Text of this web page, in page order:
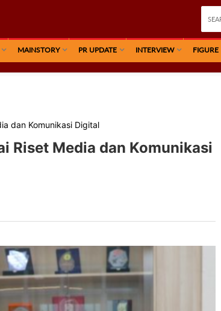
MAINSTORY PR UPDATE INTERVIEW FIGURE
dan Komunikasi Digital
Riset Media dan Komunikasi